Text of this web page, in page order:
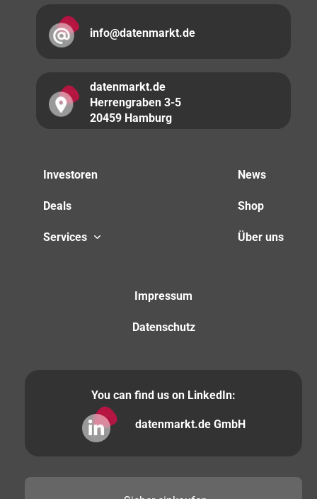
info@datenmarkt.de
datenmarkt.de
Herrengraben 3-5
20459 Hamburg
Investoren
Deals
Services
News
Shop
Über uns
Impressum
Datenschutz
You can find us on LinkedIn:
datenmarkt.de GmbH